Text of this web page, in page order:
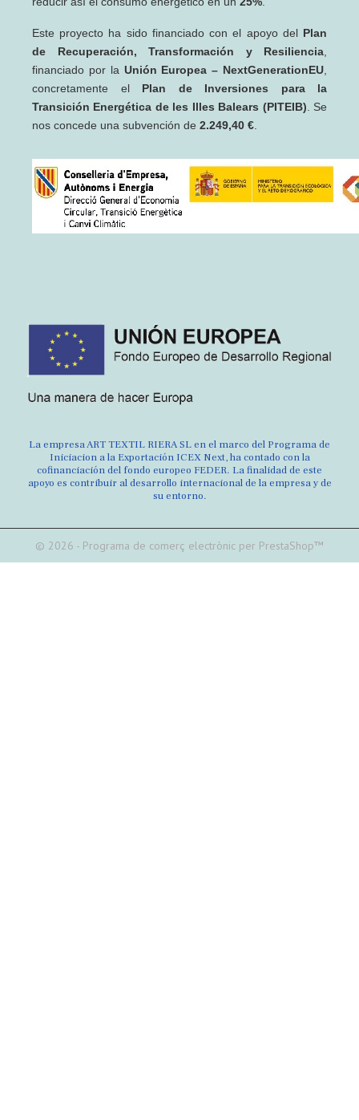
Este proyecto ha sido financiado con el apoyo del Plan
de Recuperación, Transformación y Resiliencia
financiado por la Unión Europea – NextGenerationEU
concretamente el Plan de Inversiones para la
Transición Energética de les Illes Balears (PITEIB) . Se
nos concede una subvención de 2.249,40 €
La empresa ART TEXTIL RIERA SL en el marco del Programa de
Iniciacion a la Exportación ICEX Next, ha contado con la
cofinanciación del fondo europeo FEDER. La finalidad de este
apoyo es contribuir al desarrollo internacional de la empresa y de
su entorno.
© 2026 - Programa de comerç electrònic per PrestaShop™